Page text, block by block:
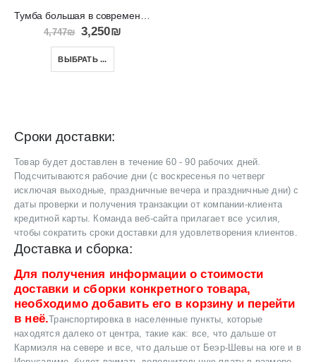
4,747₪ 3,250₪
ВЫБРАТЬ ...
Сроки доставки:
Товар будет доставлен в течение 60 - 90 рабочих дней.
Подсчитываются рабочие дни (с воскресенья по четверг
исключая выходные, праздничные вечера и праздничные дни) с
даты проверки и получения транзакции от компании-клиента
кредитной карты. Команда веб-сайта прилагает все усилия,
чтобы сократить сроки доставки для удовлетворения клиентов.
Доставка и сборка:
Для получения информации о стоимости
доставки и сборки конкретного товара,
необходимо добавить его в корзину и перейти
в неё.Транспортировка в населенные пункты, которые
находятся далеко от центра, такие как: все, что дальше от
Кармиэля на севере и все, что дальше от Беэр-Шевы на юге и в